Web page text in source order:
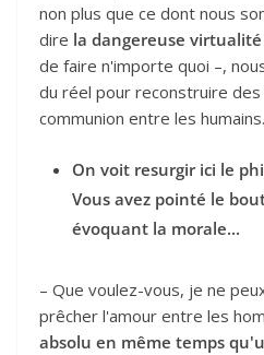
non plus que ce dont nous
dire la dangereuse
de faire n'importe quoi –,
du réel pour reconstruire
communion entre les humains.
On voit resurgir ici le
Vous avez pointé le
évoquant la morale...
– Que voulez-vous, je ne
prêcher l'amour entre les
absolu en même temps